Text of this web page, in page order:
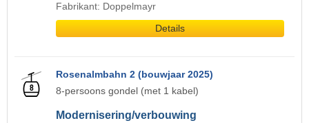
Fabrikant: Doppelmayr
Details
Rosenalmbahn 2 (bouwjaar 2025)
8-persoons gondel (met 1 kabel)
Modernisering/verbouwing